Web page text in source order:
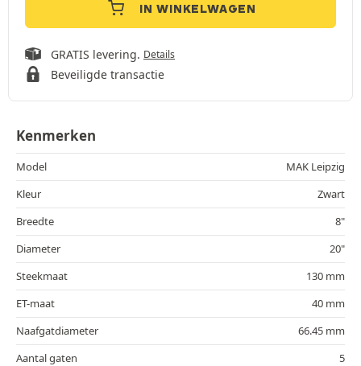
IN WINKELWAGEN
GRATIS levering. Details
Beveiligde transactie
Kenmerken
Model
MAK Leipzig
Kleur
Zwart
Breedte
8"
Diameter
20"
Steekmaat
130 mm
ET-maat
40 mm
Naafgatdiameter
66.45 mm
Aantal gaten
5